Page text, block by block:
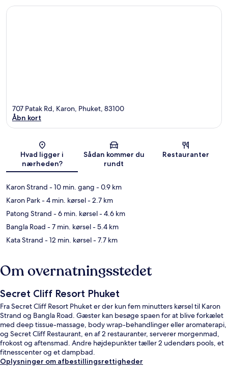
Kort
707 Patak Rd, Karon, Phuket, 83100
Åbn kort
Hvad ligger i
nærheden?
Sådan kommer du
rundt
Restauranter
Karon Strand - 10 min. gang - 0.9 km
Karon Park- 4 min. kørsel- 2.7 km
Patong Strand - 6 min. kørsel- 4.6 km
Bangla Road - 7 min. kørsel- 5.4 km
Kata Strand - 12 min. kørsel- 7.7 km
Om overnatningsstedet
Secret Cliff Resort Phuket
Fra Secret Cliff Resort Phuket er der kun fem minutters kørsel til Karon
Strand og Bangla Road. Gæster kan besøge spaen for at blive forkælet
med deep tissue-massage, body wrap-behandlinger eller aromaterapi,
og Secret Cliff Restaurant, en af 2 restauranter, serverer morgenmad,
frokost og aftensmad. Andre højdepunkter tæller 2 udendørs pools, et
fitnesscenter og et dampbad.
Oplysninger om afbestillingsrettigheder